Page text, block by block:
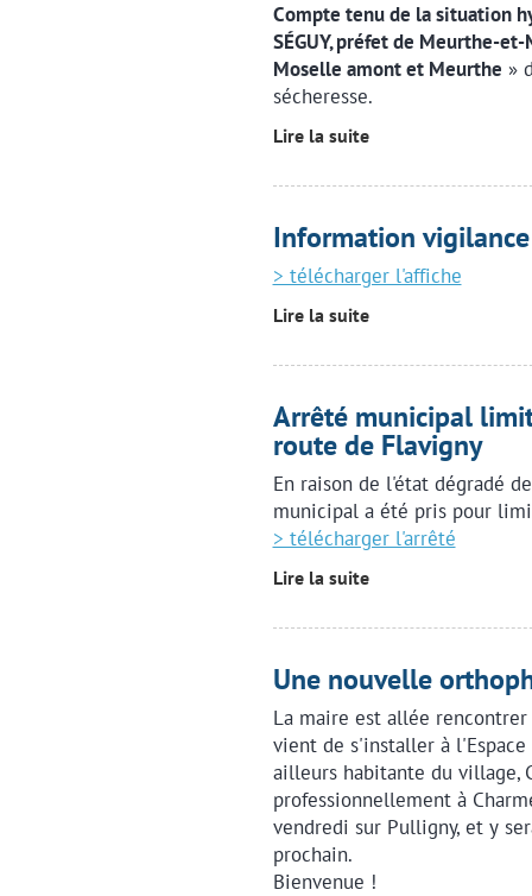
Compte tenu de la situation
SÉGUY, préfet de Meurthe-
Moselle amont et Meurthe »
sécheresse.
Lire la suite
Information vigilance
> télécharger l'affiche
Lire la suite
Arrêté municipal
route de Flavigny
En raison de l'état dégradé
municipal a été pris pour
> télécharger l'arrêté
Lire la suite
Une nouvelle
La maire est allée
vient de s'installer à
ailleurs habitante du village,
professionnellement à
vendredi sur Pulligny, et y
prochain.
Bienvenue !